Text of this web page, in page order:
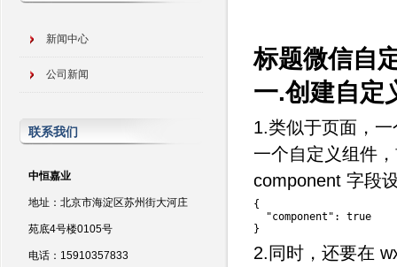
新闻中心
公司新闻
联系我们
中恒嘉业
地址：北京市海淀区苏州街大河庄
苑底4号楼0105号
电话：15910357833
标题微信自
一.创建自定
1.类似于页面，
一个自定义组件
component 字段
{
"component" :
true
}
2.同时，还要在